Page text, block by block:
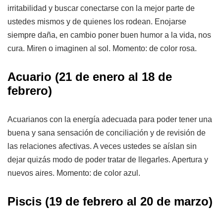
irritabilidad y buscar conectarse con la mejor parte de
ustedes mismos y de quienes los rodean. Enojarse
siempre daña, en cambio poner buen humor a la vida, nos
cura. Miren o imaginen al sol. Momento: de color rosa.
Acuario (21 de enero al 18 de
febrero)
Acuarianos con la energía adecuada para poder tener una
buena y sana sensación de conciliación y de revisión de
las relaciones afectivas. A veces ustedes se aíslan sin
dejar quizás modo de poder tratar de llegarles. Apertura y
nuevos aires. Momento: de color azul.
Piscis (19 de febrero al 20 de marzo)